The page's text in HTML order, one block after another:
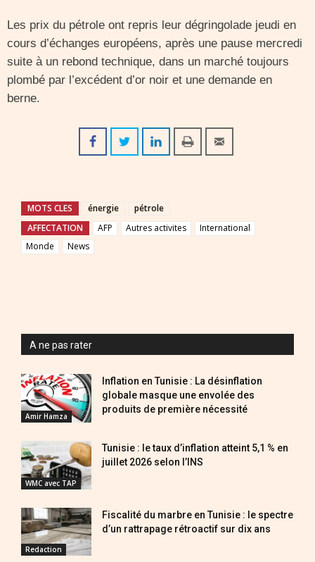
Les prix du pétrole ont repris leur dégringolade jeudi en
cours d’échanges européens, après une pause mercredi
suite à un rebond technique, dans un marché toujours
plombé par l’excédent d’or noir et une demande en
berne.
MOTS CLES énergie
pétrole
AFFECTATION
AFP Autres activites
International
Monde
News
A ne pas rater
Amir Hamza
Inflation en Tunisie : La désinflation
globale masque une envolée des
produits de première nécessité
WMC avec TAP
Tunisie : le taux d’inflation atteint 5,1 % en
juillet 2026 selon l’INS
Redaction
Fiscalité du marbre en Tunisie : le spectre
d’un rattrapage rétroactif sur dix ans